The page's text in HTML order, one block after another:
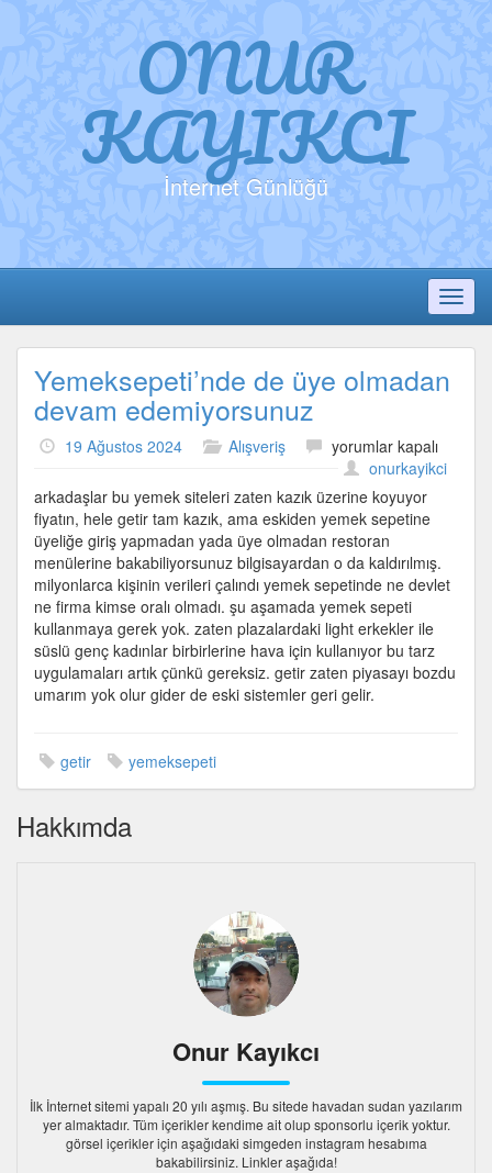
ONUR
KAYIKCI
İnternet Günlüğü
Yemeksepeti’nde de üye olmadan
devam edemiyorsunuz
19 Ağustos 2024 Alışveriş
Yemeksepeti’nde
de
üye
olmadan
devam
edemiyorsunuz
için
yorumlar kapalı
onurkayikci
arkadaşlar bu yemek siteleri zaten kazık üzerine koyuyor
fiyatın, hele getir tam kazık, ama eskiden yemek sepetine
üyeliğe giriş yapmadan yada üye olmadan restoran
menülerine bakabiliyorsunuz bilgisayardan o da kaldırılmış.
milyonlarca kişinin verileri çalındı yemek sepetinde ne devlet
ne firma kimse oralı olmadı. şu aşamada yemek sepeti
kullanmaya gerek yok. zaten plazalardaki light erkekler ile
süslü genç kadınlar birbirlerine hava için kullanıyor bu tarz
uygulamaları artık çünkü gereksiz. getir zaten piyasayı bozdu
umarım yok olur gider de eski sistemler geri gelir.
getir yemeksepeti
Hakkımda
Onur Kayıkcı
İlk İnternet sitemi yapalı 20 yılı aşmış. Bu sitede havadan sudan yazılarım
yer almaktadır. Tüm içerikler kendime ait olup sponsorlu içerik yoktur.
görsel içerikler için aşağıdaki simgeden instagram hesabıma
bakabilirsiniz. Linkler aşağıda!